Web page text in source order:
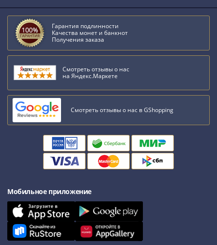
Гарантия подлинности
Качества монет и банкнот
Получения заказа
Смотреть отзывы о нас
на Яндекс.Маркете
Смотреть отзывы о нас в GShopping
Мобильное приложение